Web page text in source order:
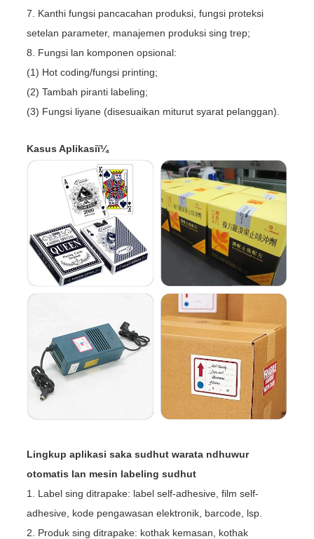
7. Kanthi fungsi pancacahan produksi, fungsi proteksi
setelan parameter, manajemen produksi sing trep;
8. Fungsi lan komponen opsional:
(1) Hot coding/fungsi printing;
(2) Tambah piranti labeling;
(3) Fungsi liyane (disesuaikan miturut syarat pelanggan).
Kasus Aplikasiï¼
Lingkup aplikasi saka sudhut warata ndhuwur
otomatis lan mesin labeling sudhut
1. Label sing ditrapake: label self-adhesive, film self-
adhesive, kode pengawasan elektronik, barcode, lsp.
2. Produk sing ditrapake: kothak kemasan, kothak